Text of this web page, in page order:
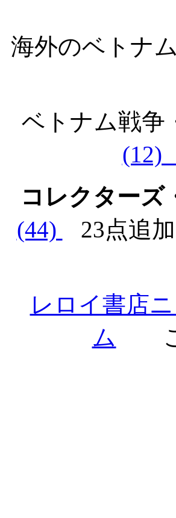
海外のベトナ
ベトナム戦
(12)
コレクターズ
(44)
23点追
レロイ書店
ム